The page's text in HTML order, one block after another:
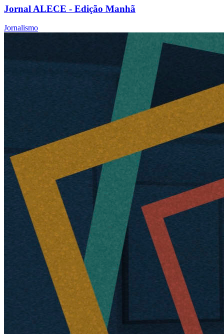
Jornal ALECE - Edição Manhã
Jornalismo